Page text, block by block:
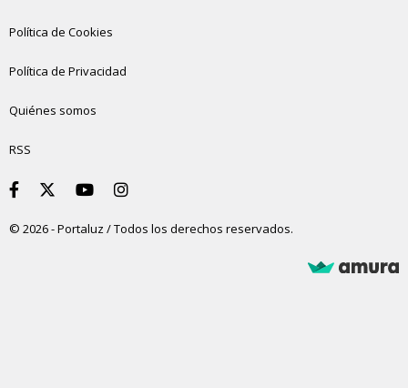
Política de Cookies
Política de Privacidad
Quiénes somos
RSS
© 2026 - Portaluz / Todos los derechos reservados.